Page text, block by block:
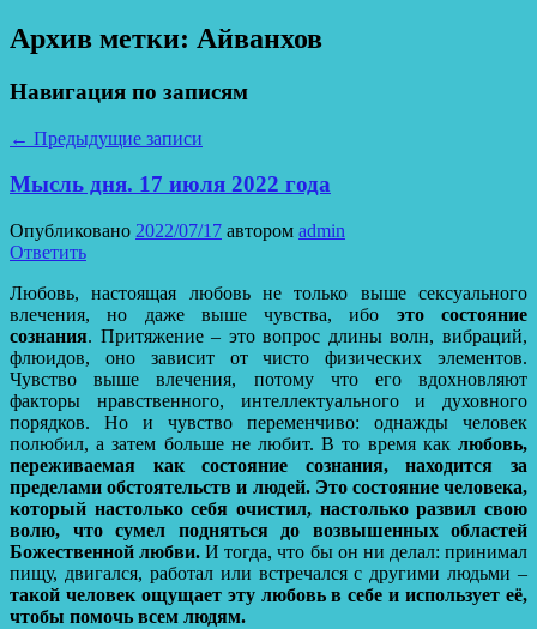
Архив метки: Айванхов
Навигация по записям
← Предыдущие записи
Мысль дня. 17 июля 2022 года
Опубликовано 2022/07/17 автором admin
Ответить
Любовь, настоящая любовь не только выше сексуального
влечения, но даже выше чувства, ибо это состояние
сознания. Притяжение – это вопрос длины волн, вибраций,
флюидов, оно зависит от чисто физических элементов.
Чувство выше влечения, потому что его вдохновляют
факторы нравственного, интеллектуального и духовного
порядков. Но и чувство переменчиво: однажды человек
полюбил, а затем больше не любит. В то время как любовь,
переживаемая как состояние сознания, находится за
пределами обстоятельств и людей. Это состояние человека,
который настолько себя очистил, настолько развил свою
волю, что сумел подняться до возвышенных областей
Божественной любви. И тогда, что бы он ни делал: принимал
пищу, двигался, работал или встречался с другими людьми –
такой человек ощущает эту любовь в себе и использует её,
чтобы помочь всем людям.